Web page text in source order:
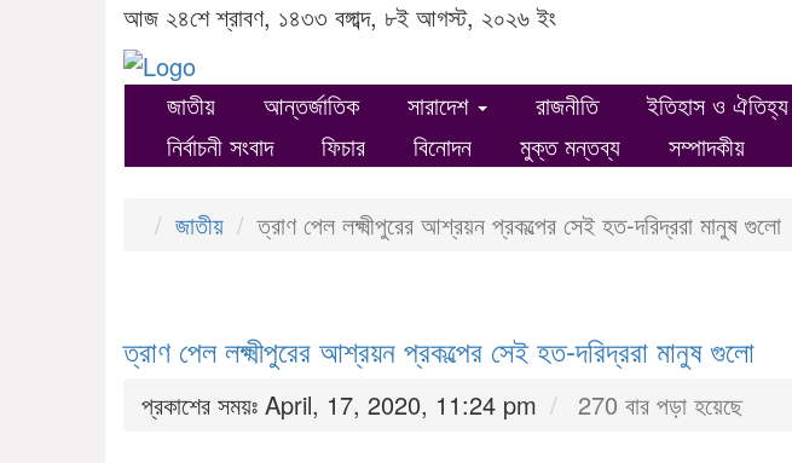
আজ ২৪শে শ্রাবণ, ১৪৩৩ বঙ্গাব্দ, ৮ই আগস্ট, ২০২৬ ইং
জাতীয় আন্তর্জাতিক সারাদেশ রাজনীতি ইতিহাস ও ঐতিহ্য
নির্বাচনী সংবাদ
ফিচার বিনোদন মুক্ত মন্তব্য সম্পাদকীয়
জাতীয় ত্রাণ পেল লক্ষ্মীপুরের আশ্রয়ন প্রকল্পের সেই হত-দরিদ্ররা মানুষ গুলো
ত্রাণ পেল লক্ষ্মীপুরের আশ্রয়ন প্রকল্পের সেই হত-দরিদ্ররা মানুষ গুলো
প্রকাশের সময়ঃ April, 17, 2020, 11:24 pm 270 বার পড়া হয়েছে